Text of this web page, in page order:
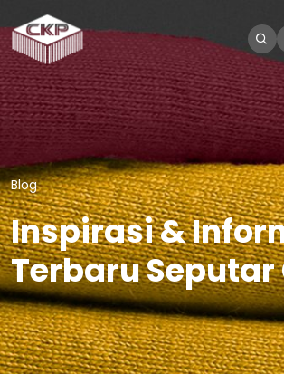
Blog
Inspirasi &
Terbaru Seputar